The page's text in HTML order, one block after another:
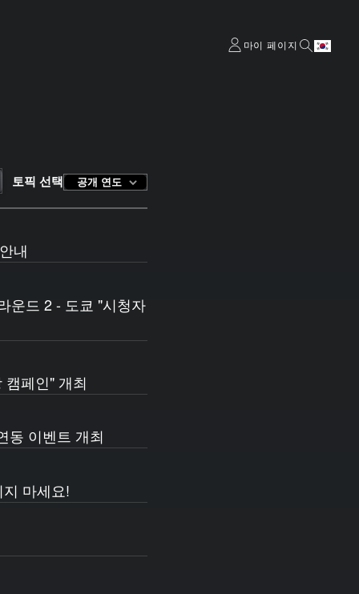
마이 페이지
토픽 선택 공개 연도
내
운드 2 - 도쿄 "시청자
페인" 개최
동 이벤트 개최
마세요!